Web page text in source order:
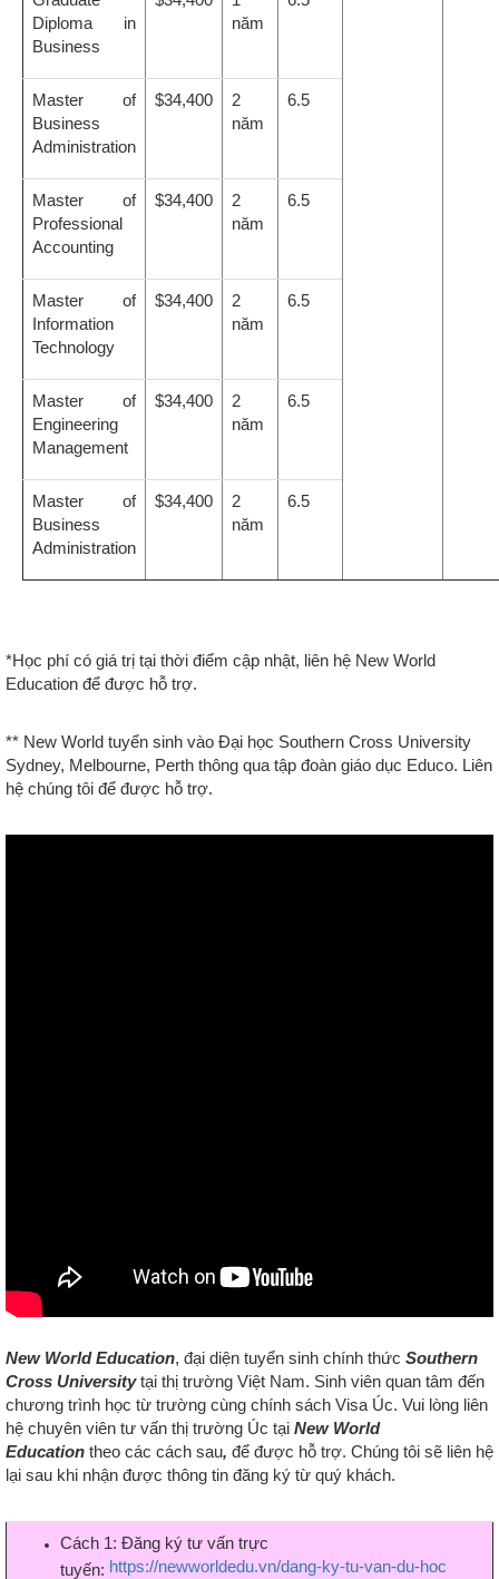
Diploma in
Business
năm
Master of
Business
Administration
$34,400
2
năm
6.5
Master of
Professional
Accounting
$34,400
2
năm
6.5
Master of
Information
Technology
$34,400
2
năm
6.5
Master of
Engineering
Management
$34,400
2
năm
6.5
Master of
Business
Administration
$34,400
2
năm
6.5
*Học phí có giá trị tại thời điểm cập nhật, liên hệ New World
Education để được hỗ trợ.
** New World tuyển sinh vào Đại học Southern Cross University
Sydney, Melbourne, Perth thông qua tập đoàn giáo dục Educo. Liên
hệ chúng tôi để được hỗ trợ.
New World Education, đại diện tuyển sinh chính thức Southern
Cross University tại thị trường Việt Nam. Sinh viên quan tâm đến
chương trình học từ trường cùng chính sách Visa Úc. Vui lòng liên
hệ chuyên viên tư vấn thị trường Úc tại New World
Education theo các cách sau, để được hỗ trợ. Chúng tôi sẽ liên hệ
lại sau khi nhận được thông tin đăng ký từ quý khách.
Cách 1: Đăng ký tư vấn trực
tuyến: https://newworldedu.vn/dang-ky-tu-van-du-hoc